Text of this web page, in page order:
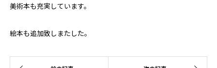
美術本も充実しています。
絵本も追加致しまたした。